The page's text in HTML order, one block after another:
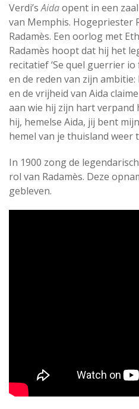
Verdi’sAidaopent in een
van Memphis. Hogepriester
Radamès. Een oorlog met
Radamès hoopt dat hij het
recitatief ‘Se quel guerrier
en de reden van zijn
en de vrijheid van Aida
aan wie hij zijn hart verpand
hij, hemelse Aida, jij bent
hemel van je thuisland weer
In 1900 zong de
rol van Radamès. Deze
gebleven.